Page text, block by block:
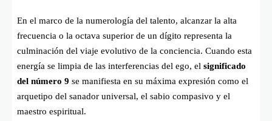
En el marco de la numerología del talento, alcanzar la alta
frecuencia o la octava superior de un dígito representa la
culminación del viaje evolutivo de la conciencia. Cuando esta
energía se limpia de las interferencias del ego, el significado
del número 9 se manifiesta en su máxima expresión como el
arquetipo del sanador universal, el sabio compasivo y el
maestro espiritual.